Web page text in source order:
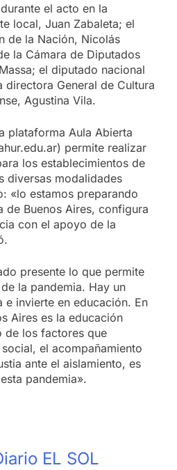
el acto en la
local, Juan Zabaleta; el
de la Nación, Nicolás
la Cámara de Diputados
el diputado nacional
directora General de Cultura
Agustina Vila.
plataforma Aula Abierta
permite realizar
los establecimientos de
diversas modalidades
«lo estamos preparando
de Buenos Aires, configura
con el apoyo de la
presente lo que permite
la pandemia. Hay un
e invierte en educación. En
Aires es la educación
de los factores que
el acompañamiento
ante el aislamiento, es
pandemia».
EL SOL